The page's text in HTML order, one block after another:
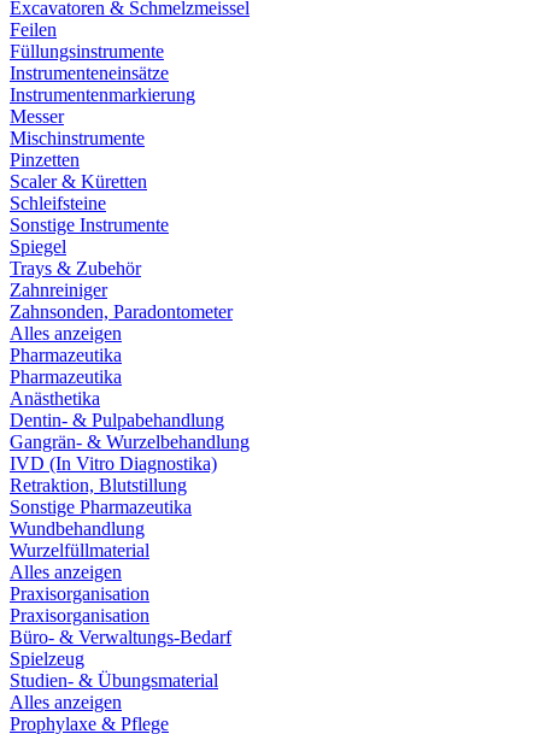
Excavatoren & Schmelzmeissel
Feilen
Füllungsinstrumente
Instrumenteneinsätze
Instrumentenmarkierung
Messer
Mischinstrumente
Pinzetten
Scaler & Küretten
Schleifsteine
Sonstige Instrumente
Spiegel
Trays & Zubehör
Zahnreiniger
Zahnsonden, Paradontometer
Alles anzeigen
Pharmazeutika
Pharmazeutika
Anästhetika
Dentin- & Pulpabehandlung
Gangrän- & Wurzelbehandlung
IVD (In Vitro Diagnostika)
Retraktion, Blutstillung
Sonstige Pharmazeutika
Wundbehandlung
Wurzelfüllmaterial
Alles anzeigen
Praxisorganisation
Praxisorganisation
Büro- & Verwaltungs-Bedarf
Spielzeug
Studien- & Übungsmaterial
Alles anzeigen
Prophylaxe & Pflege